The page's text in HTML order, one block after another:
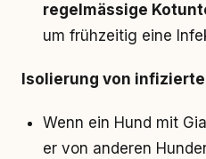
regelmässige
um frühzeitig eine
Isolierung von
Wenn ein Hund mit
er von anderen